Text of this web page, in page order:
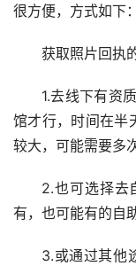
很方便，方式如下：
获取照片回执
1.去线下有资
馆才行，时间在半
较大，可能需要多
2.也可选择去
有，也可能有的自
3.或通过其他